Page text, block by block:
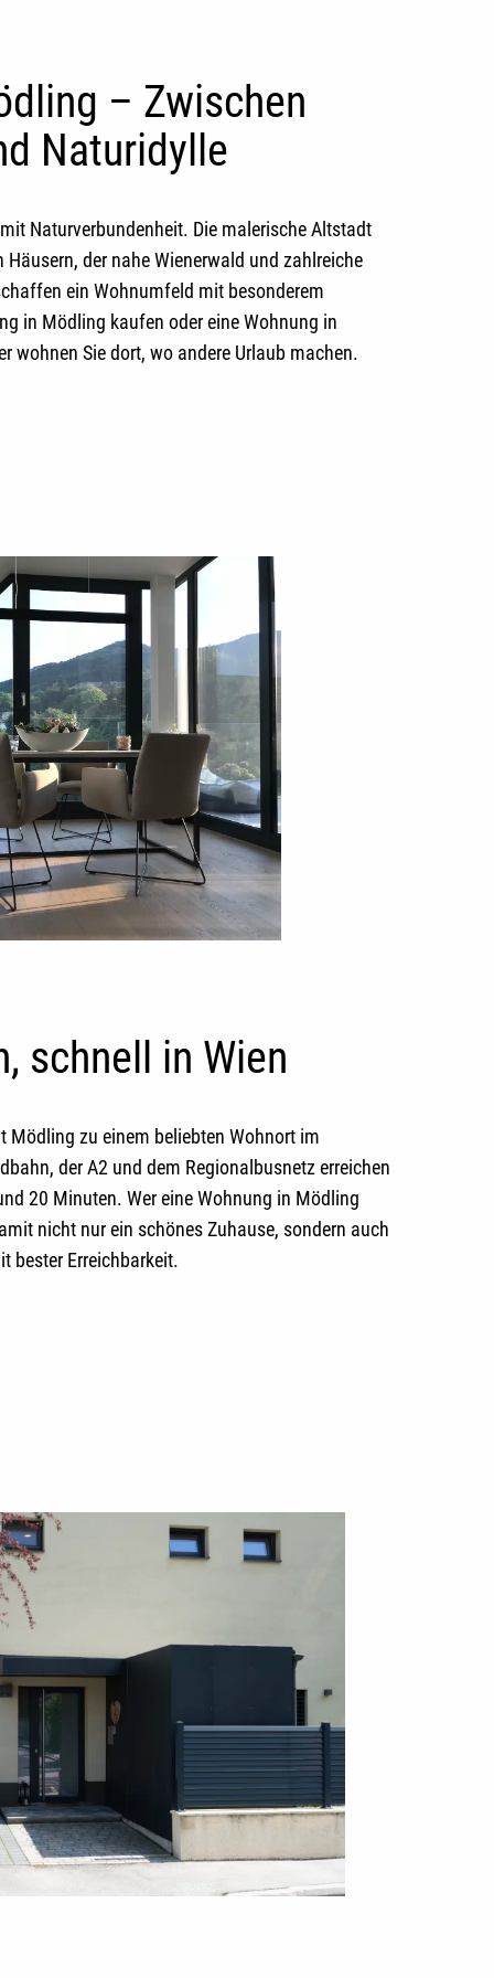
– Zwischen
Naturidylle
Naturverbundenheit. Die malerische Altstadt
der nahe Wienerwald und zahlreiche
ein Wohnumfeld mit besonderem
in Mödling kaufen oder eineWohnung in
wohnen Sie dort, wo andere Urlaub machen.
schnell in Wien
Mödling zu einem beliebten Wohnort im
der A2 und dem Regionalbusnetz erreichen
20 Minuten. Wer eineWohnung in Mödling
nicht nur ein schönes Zuhause, sondern auch
bester Erreichbarkeit.